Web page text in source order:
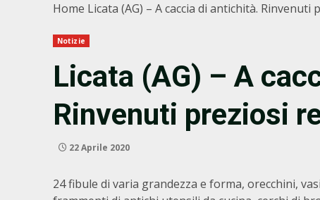
Home Licata (AG) – A caccia di antichità.
Notizie
Licata (AG) – A
Rinvenuti preziosi
22 Aprile 2020
24 fibule di varia grandezza e forma, orecchini,